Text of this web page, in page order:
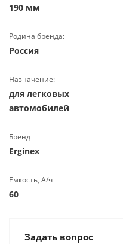
190 мм
Родина бренда:
Россия
Назначение:
для легковых
автомобилей
Бренд
Erginex
Емкость, А/ч
60
Задать вопрос